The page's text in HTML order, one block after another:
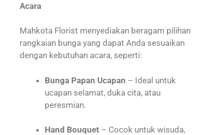
Acara
Mahkota Florist menyediakan beragam pilihan
rangkaian bunga yang dapat Anda sesuaikan
dengan kebutuhan acara, seperti:
Bunga Papan Ucapan – Ideal untuk
ucapan selamat, duka cita, atau
peresmian.
Hand Bouquet – Cocok untuk wisuda,